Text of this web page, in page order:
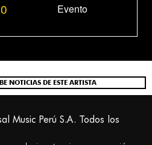
Evento
NOTICIAS DE ESTE ARTISTA
Music Perú S.A. Todos los